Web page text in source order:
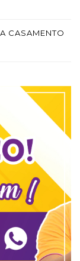
CASAMENTO